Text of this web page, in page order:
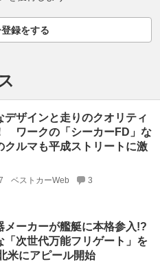
録をする
デザインと走りのクオリティ
ワークの「シーカーFD」な
クルマも平成ストリートに激
ベストカーWeb 3
メーカーが艦艇に本格参入!?
「次世代万能フリゲート」を
米にアピール開始